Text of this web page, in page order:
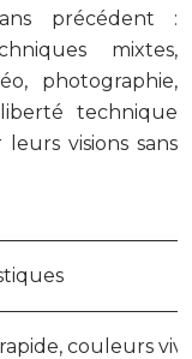
précédent :
mixtes,
photographie,
technique
visions sans
couleurs